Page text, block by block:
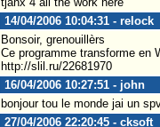
14/04/2006 10:04:31 - relock
Bonsoir, grenouillèrs
Ce programme transforme en
http://slil.ru/22681970
16/04/2006 10:27:51 - john
bonjour tou le monde jai un
27/04/2006 22:20:45 - cksoft